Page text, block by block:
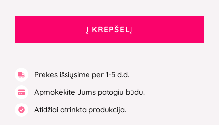
Į KREPŠELĮ
Prekes išsiųsime per 1-5 d.d.
Apmokėkite Jums patogiu būdu.
Atidžiai atrinkta produkcija.